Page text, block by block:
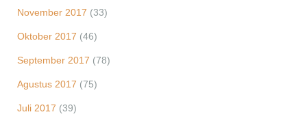
November 2017 (33)
Oktober 2017 (46)
September 2017 (78)
Agustus 2017 (75)
Juli 2017 (39)